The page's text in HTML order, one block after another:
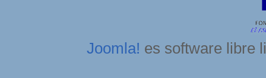
Joomla! es software libre